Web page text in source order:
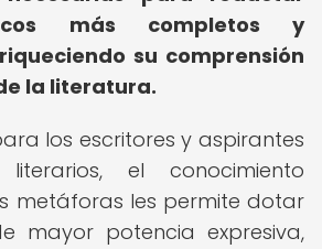
más completos y
su comprensión
la literatura.
los escritores y aspirantes
el conocimiento
metáforas les permite dotar
mayor potencia expresiva,